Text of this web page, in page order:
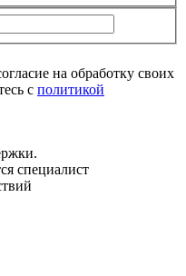
на обработку своих
с политикой
специалист